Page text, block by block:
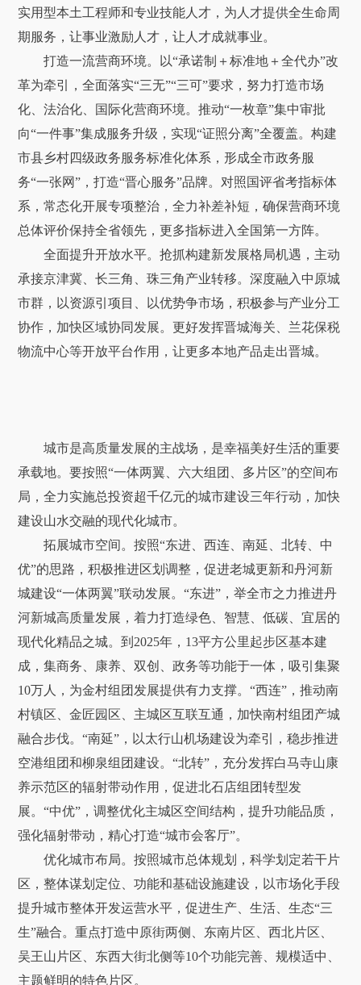
实用型本土工程师和专业技能人才，为人才提供全生命周
期服务，让事业激励人才，让人才成就事业。
打造一流营商环境。以“承诺制＋标准地＋全代办”改
革为牵引，全面落实“三无”“三可”要求，努力打造市场
化、法治化、国际化营商环境。推动“一枚章”集中审批
向“一件事”集成服务升级，实现“证照分离”全覆盖。构建
市县乡村四级政务服务标准化体系，形成全市政务服
务“一张网”，打造“晋心服务”品牌。对照国评省考指标体
系，常态化开展专项整治，全力补差补短，确保营商环境
总体评价保持全省领先，更多指标进入全国第一方阵。
全面提升开放水平。抢抓构建新发展格局机遇，主动
承接京津冀、长三角、珠三角产业转移。深度融入中原城
市群，以资源引项目、以优势争市场，积极参与产业分工
协作，加快区域协同发展。更好发挥晋城海关、兰花保税
物流中心等开放平台作用，让更多本地产品走出晋城。
城市是高质量发展的主战场，是幸福美好生活的重要
承载地。要按照“一体两翼、六大组团、多片区”的空间布
局，全力实施总投资超千亿元的城市建设三年行动，加快
建设山水交融的现代化城市。
拓展城市空间。按照“东进、西连、南延、北转、中
优”的思路，积极推进区划调整，促进老城更新和丹河新
城建设“一体两翼”联动发展。“东进”，举全市之力推进丹
河新城高质量发展，着力打造绿色、智慧、低碳、宜居的
现代化精品之城。到2025年，13平方公里起步区基本建
成，集商务、康养、双创、政务等功能于一体，吸引集聚
10万人，为金村组团发展提供有力支撑。“西连”，推动南
村镇区、金匠园区、主城区互联互通，加快南村组团产城
融合步伐。“南延”，以太行山机场建设为牵引，稳步推进
空港组团和柳泉组团建设。“北转”，充分发挥白马寺山康
养示范区的辐射带动作用，促进北石店组团转型发
展。“中优”，调整优化主城区空间结构，提升功能品质，
强化辐射带动，精心打造“城市会客厅”。
优化城市布局。按照城市总体规划，科学划定若干片
区，整体谋划定位、功能和基础设施建设，以市场化手段
提升城市整体开发运营水平，促进生产、生活、生态“三
生”融合。重点打造中原街两侧、东南片区、西北片区、
吴王山片区、东西大街北侧等10个功能完善、规模适中、
主题鲜明的特色片区。